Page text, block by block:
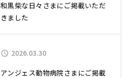
和黒柴な日々さまにご掲載いただ
きました
2026.03.30
アンジェス動物病院さまにご掲載